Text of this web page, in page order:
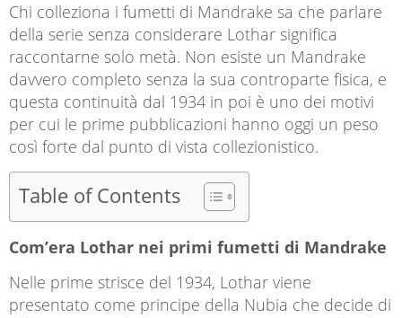
Chi colleziona i fumetti di Mandrake sa che parlare
della serie senza considerare Lothar significa
raccontarne solo metà. Non esiste un Mandrake
davvero completo senza la sua controparte fisica, e
questa continuità dal 1934 in poi è uno dei motivi
per cui le prime pubblicazioni hanno oggi un peso
così forte dal punto di vista collezionistico.
Table of Contents
Com’era Lothar nei primi fumetti di Mandrake
Nelle prime strisce del 1934, Lothar viene
presentato come principe della Nubia che decide di